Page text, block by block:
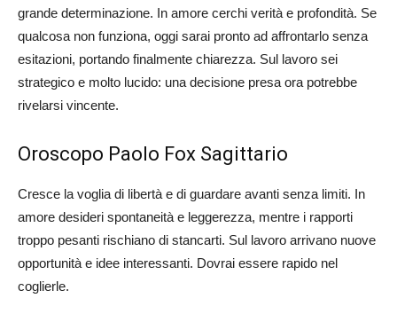
grande determinazione. In amore cerchi verità e profondità. Se
qualcosa non funziona, oggi sarai pronto ad affrontarlo senza
esitazioni, portando finalmente chiarezza. Sul lavoro sei
strategico e molto lucido: una decisione presa ora potrebbe
rivelarsi vincente.
Oroscopo Paolo Fox Sagittario
Cresce la voglia di libertà e di guardare avanti senza limiti. In
amore desideri spontaneità e leggerezza, mentre i rapporti
troppo pesanti rischiano di stancarti. Sul lavoro arrivano nuove
opportunità e idee interessanti. Dovrai essere rapido nel
coglierle.